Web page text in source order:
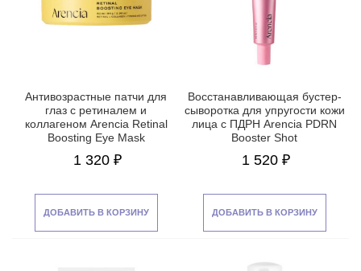
Антивозрастные патчи для
глаз с ретиналем и
коллагеном Arencia Retinal
Boosting Eye Mask
1 320 ₽
ДОБАВИТЬ В КОРЗИНУ
Восстанавливающая бустер-
сыворотка для упругости кожи
лица с ПДРН Arencia PDRN
Booster Shot
1 520 ₽
ДОБАВИТЬ В КОРЗИНУ